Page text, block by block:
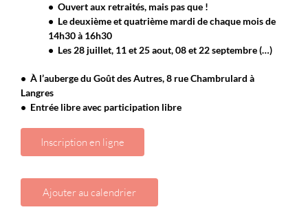
• Ouvert aux retraités, mais pas que !
• Le deuxième et quatrième mardi de chaque mois de
14h30 à 16h30
• Les 28 juillet, 11 et 25 aout, 08 et 22 septembre (…)
• À l’auberge du Goût des Autres, 8 rue Chambrulard à
Langres
• Entrée libre avec participation libre
Inscription en ligne
Ajouter au calendrier